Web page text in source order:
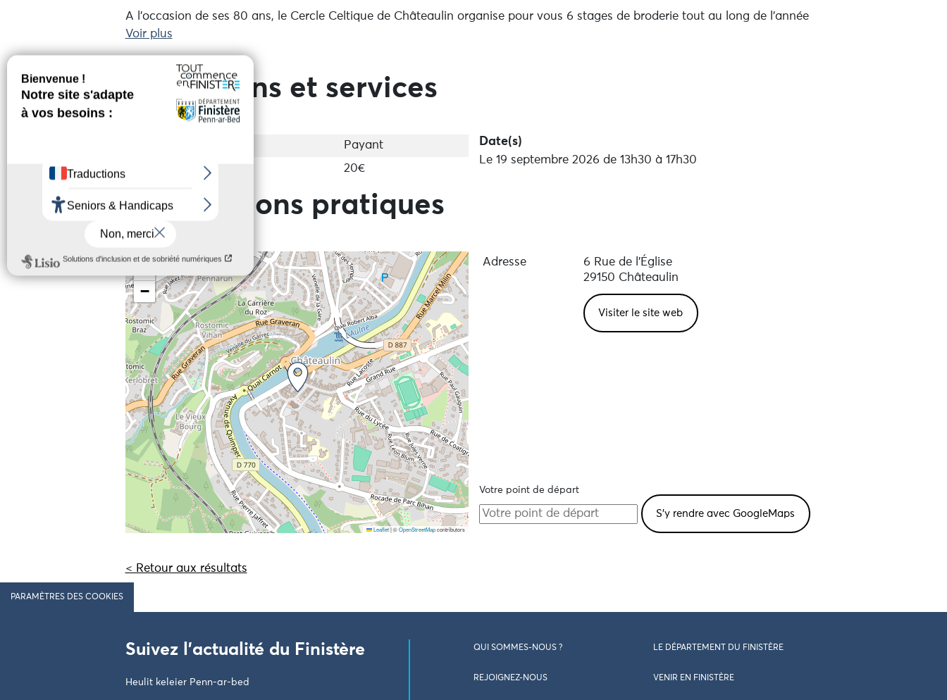
A l’occasion de ses 80 ans, le Cercle Celtique de Châteaulin organise pour vous 6 stages de broderie tout au long de l’année
2026. Chaque stage, indépendant des autres, vous proposera d'aborder des points différents, adaptés à votre niveau. Vous
broderez un motif différent à chaque stage ou un grand motif suivi si vous souhaitez participer à tous les stages.
Voir plus
Prestations et services
Payant
20€
Date(s)
Le 19 septembre 2026 de 13h30 à 17h30
Informations pratiques
−
Leaflet |©OpenStreetMapcontributors
Adresse
6 Rue de l'Église
29150 Châteaulin
Visiter le site web
Votre point de départ
< Retour aux résultats
PARAMÈTRES DES COOKIES
Suivez l'actualité du Finistère
Heulit keleier Penn-ar-bed
QUI SOMMES-NOUS ? LE DÉPARTEMENT DU FINISTÈRE
REJOIGNEZ-NOUS VENIR EN FINISTÈRE